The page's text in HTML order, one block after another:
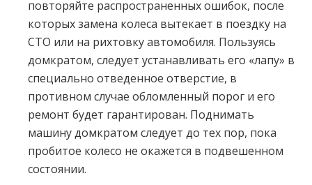
повторяйте распространенных ошибок, после
которых замена колеса вытекает в поездку на
СТО или на рихтовку автомобиля. Пользуясь
домкратом, следует устанавливать его «лапу» в
специально отведенное отверстие, в
противном случае обломленный порог и его
ремонт будет гарантирован. Поднимать
машину домкратом следует до тех пор, пока
пробитое колесо не окажется в подвешенном
состоянии.